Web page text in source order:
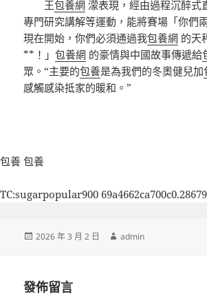
王包養網 濛表現，經由過程沉醉式
專門研究講解等運動，能將賽場「你們
現在開始，你們必須通過我包養網 的天
**！」包養網 的豪情與中國故事傳遞給
眾。“主要的包養是為我們的冬奧健兒加
感觸感染抵家的暖和。”
包養 包養
TC:sugarpopular900
發
2026 年 3 月 2 日
作
admin
發佈留言